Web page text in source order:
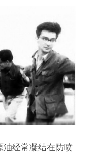
油经常凝结在防喷